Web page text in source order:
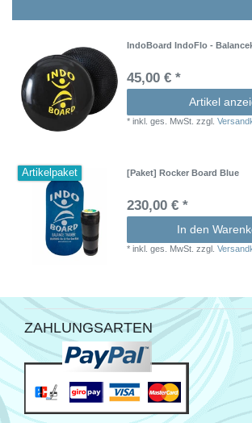
IndoBoard IndoFlo -
45,00 € *
Artikel
*inkl. ges. MwSt. zzgl.
Artikelpaket [Paket] Rocker Board Blue
230,00 € *
In den
*inkl. ges. MwSt. zzgl.
ZAHLUNGSARTEN